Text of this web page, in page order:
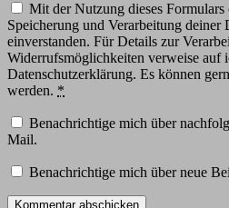
Mit der Nutzung dieses
Speicherung und Verarbeitung deiner
einverstanden. Für Details zur
Widerrufsmöglichkeiten verweise auf
Datenschutzerklärung. Es können
werden. *
Benachrichtige mich über
Mail.
Benachrichtige mich über neue